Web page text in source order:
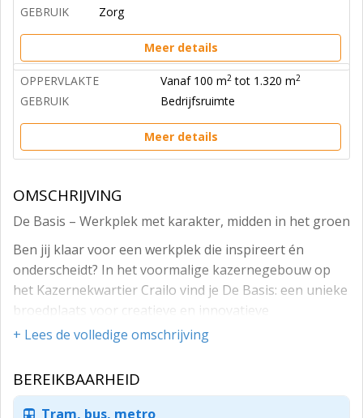
GEBRUIK Zorg
Meer details
OPPERVLAKTE Vanaf 100 m2 tot 1.320 m2
GEBRUIK Bedrijfsruimte
Meer details
OMSCHRIJVING
De Basis – Werkplek met karakter, midden in het groen
Ben jij klaar voor een werkplek die inspireert én
onderscheidt? In het voormalige kazernegebouw op
het Kazernekwartier Crailo vind je De Basis: een unieke
broedplaats voor creatieve en innovatieve
ondernemers.
architectuur ademt dit gebouw ruimte, licht en vrijheid.
Ideaal voor ontwerpers, denkers en doeners die groot
+ Lees de volledige omschrijving
BEREIKBAARHEID
Tram, bus, metro